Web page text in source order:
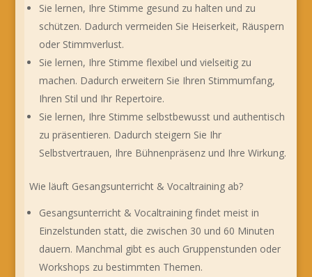
Sie lernen, Ihre Stimme gesund zu halten und zu
schützen. Dadurch vermeiden Sie Heiserkeit, Räuspern
oder Stimmverlust.
Sie lernen, Ihre Stimme flexibel und vielseitig zu
machen. Dadurch erweitern Sie Ihren Stimmumfang,
Ihren Stil und Ihr Repertoire.
Sie lernen, Ihre Stimme selbstbewusst und authentisch
zu präsentieren. Dadurch steigern Sie Ihr
Selbstvertrauen, Ihre Bühnenpräsenz und Ihre Wirkung.
Wie läuft Gesangsunterricht & Vocaltraining ab?
Gesangsunterricht & Vocaltraining findet meist in
Einzelstunden statt, die zwischen 30 und 60 Minuten
dauern. Manchmal gibt es auch Gruppenstunden oder
Workshops zu bestimmten Themen.